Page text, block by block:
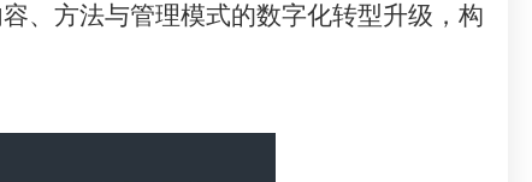
、方法与管理模式的数字化转型升级，构